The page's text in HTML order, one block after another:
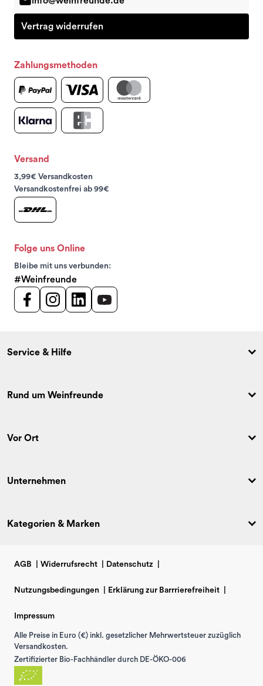
Vertrag widerrufen
Zahlungsmethoden
Versand
3,99€ Versandkosten
Versandkostenfrei ab 99€
Folge uns Online
Bleibe mit uns verbunden:
#Weinfreunde
Service & Hilfe
Rund um Weinfreunde
Vor Ort
Unternehmen
Kategorien & Marken
AGB Widerrufsrecht Datenschutz
Nutzungsbedingungen Erklärung zur Barrrierefreiheit
Impressum
Alle Preise in Euro (€) inkl. gesetzlicher Mehrwertsteuer zuzüglich
Versandkosten.
Zertifizierter Bio-Fachhändler durch DE-ÖKO-006